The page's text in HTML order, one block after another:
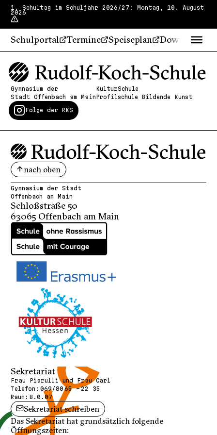
1. Schultag im Schuljahr 2026/27: Montag, 10. August
2026
Schulportal Termine Speiseplan Downloads
Gymnasium der
Stadt Offenbach am Main
KulturSchule
Profilschule Bildende Kunst
Folge der RKS
nach oben
Gymnasium der Stadt
Offenbach am Main
Schloßstraße 50
63065 Offenbach am Main
Sekretariat
Frau Piarulli und Frau Carl
Telefon: 069/80 65 - 22 35
Raum: B.0.07
Sekretariat schreiben
Das Sekretariat hat grundsätzlich folgende
Öffnungszeiten: